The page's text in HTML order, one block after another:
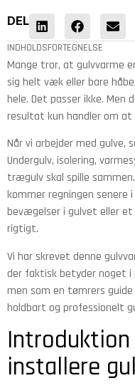
DEL
INDHOLDSFORTEGNELSE
Mange tror, at gulvvarme
sig helt væk eller bare
hele. Det passer ikke.
resultat kun handler om
Når vi arbejder med gulve,
Undergulv, isolering,
trægulv skal spille
kommer regningen senere
bevægelser i gulvet eller
rigtigt.
Vi har skrevet denne
der faktisk betyder noget i
men som en tømrers
holdbart og professionelt
installere